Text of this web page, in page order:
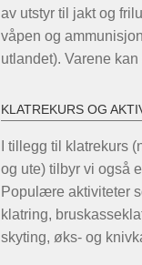
av utstyr til jakt og
våpen og
utlandet). Varene
KLATREKURS OG
I tillegg til klatrekurs
og ute) tilbyr vi også
Populære aktiviteter
klatring,
skyting, øks- og